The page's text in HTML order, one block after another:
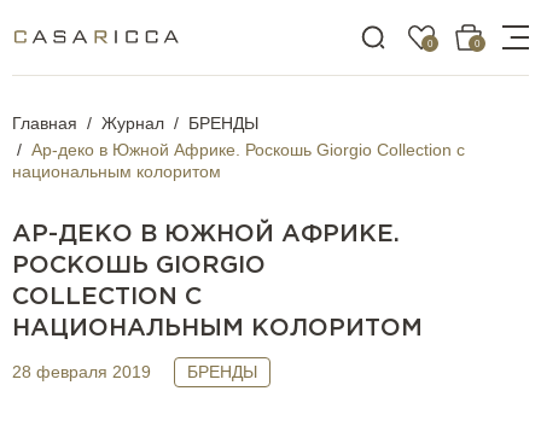
0 0
Главная Журнал
БРЕНДЫ
Ар-деко в Южной Африке. Роскошь Giorgio Collection с
национальным колоритом
АР-ДЕКО В ЮЖНОЙ АФРИКЕ.
РОСКОШЬ GIORGIO
COLLECTION С
НАЦИОНАЛЬНЫМ КОЛОРИТОМ
28 февраля 2019 БРЕНДЫ